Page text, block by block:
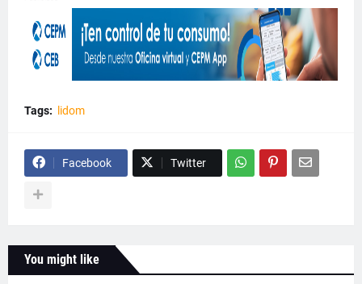
Tags: lidom
Facebook Twitter
You might like